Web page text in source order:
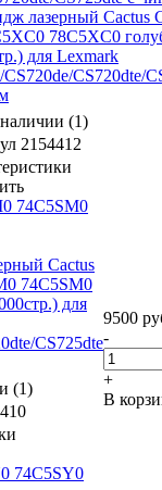
лазерный Cactus
78C5XC0
для Lexmark
CS720dte/
(1)
2154412
74C5SM0
Cactus
74C5SM0
для
CS725dte
(1)
9500
-
+
В
74C5SY0